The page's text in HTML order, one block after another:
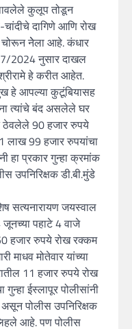
लावलेले कुलूप तोडून
चांदीचे दागिणे आणि रोख
नेेला आहे. कंधार
2024 नुसार दाखल
हे करीत आहेत.
हे आपल्या कुटूंबियासह
त्यांचे बंद असलेले घर
ठेवलेले 90 हजार रुपये
लाख 99 हजार रुपयांचा
हा प्रकार गुन्हा क्रमांक
डी.बी.मुंडे
सत्यनारायण जयस्वाल
पहाटे 4 वाजे
हजार रुपये रोख रक्कम
मोतेवार यांच्या
11 हजार रुपये रोख
ईस्लापूर पोलीसांनी
पोलीस उपनिरिक्षक
आहे. पण पोलीस